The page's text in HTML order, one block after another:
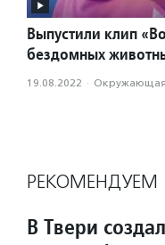
Выпустили клип
бездомных
19.08.2022 ·
РЕКОМЕНДУЕМ
В Твери